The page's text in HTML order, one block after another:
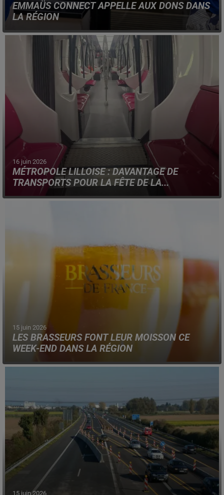
EMMAÜS CONNECT APPELLE AUX DONS DANS
LA RÉGION
L'association a besoin de tablettes, ordinateurs et
smartphones, pour les redistribuer ensuite aux
16 juin 2026
MÉTROPOLE LILLOISE : DAVANTAGE DE
TRANSPORTS POUR LA FÊTE DE LA...
Dans la nuit du dimanche 21 au lundi 22 juin, les
15 juin 2026
LES BRASSEURS FONT LEUR MOISSON CE
WEEK-END DANS LA RÉGION
Pour cette 15ème édition, une quinzaine de brasseries
15 juin 2026